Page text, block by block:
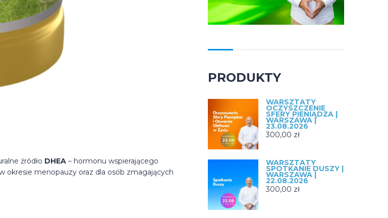
źródło DHEA – hormonu wspierającego
okresie menopauzy oraz dla osób zmagających
PRODUKTY
WARSZTATY
OCZYSZCZENIE
SFERY PIENIĄDZA |
WARSZAWA |
23.08.2026
300,00 zł
WARSZTATY
SPOTKANIE DUSZY |
WARSZAWA |
22.08.2026
300,00 zł